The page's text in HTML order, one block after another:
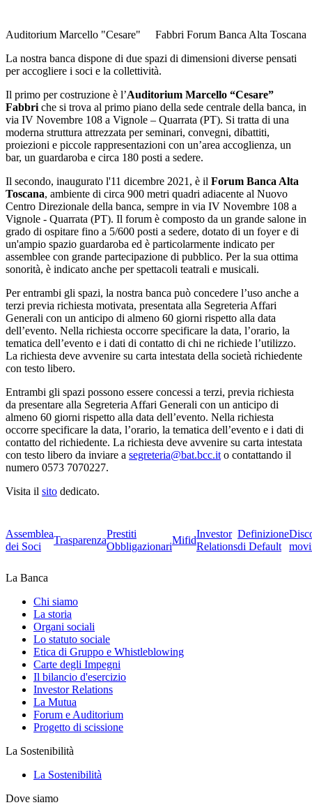
Auditorium Marcello "Cesare"
Fabbri Forum Banca Alta Toscana
La nostra banca dispone di due spazi di dimensioni diverse pensati
per accogliere i soci e la collettività.
Il primo per costruzione è l’Auditorium Marcello “Cesare”
Fabbri che si trova al primo piano della sede centrale della banca, in
via IV Novembre 108 a Vignole – Quarrata (PT). Si tratta di una
moderna struttura attrezzata per seminari, convegni, dibattiti,
proiezioni e piccole rappresentazioni con un’area accoglienza, un
bar, un guardaroba e circa 180 posti a sedere.
Il secondo, inaugurato l'11 dicembre 2021, è il Forum Banca Alta
Toscana, ambiente di circa 900 metri quadri adiacente al Nuovo
Centro Direzionale della banca, sempre in via IV Novembre 108 a
Vignole - Quarrata (PT). Il forum è composto da un grande salone in
grado di ospitare fino a 5/600 posti a sedere, dotato di un foyer e di
un'ampio spazio guardaroba ed è particolarmente indicato per
assemblee con grande partecipazione di pubblico. Per la sua ottima
sonorità, è indicato anche per spettacoli teatrali e musicali.
Per entrambi gli spazi, la nostra banca può concedere l’uso anche a
terzi previa richiesta motivata, presentata alla Segreteria Affari
Generali con un anticipo di almeno 60 giorni rispetto alla data
dell’evento. Nella richiesta occorre specificare la data, l’orario, la
tematica dell’evento e i dati di contatto di chi ne richiede l’utilizzo.
La richiesta deve avvenire su carta intestata della società richiedente
con testo libero.
Entrambi gli spazi possono essere concessi a terzi, previa richiesta
da presentare alla Segreteria Affari Generali con un anticipo di
almeno 60 giorni rispetto alla data dell’evento. Nella richiesta
occorre specificare la data, l’orario, la tematica dell’evento e i dati di
contatto del richiedente. La richiesta deve avvenire su carta intestata
con testo libero da inviare a segreteria@bat.bcc.it o contattando il
numero 0573 7070227.
Visita il sito dedicato.
Assemblea
dei Soci
Trasparenza
Prestiti
Obbligazionari
Mifid
Investor
Relations
Definizione
di Default
La Banca
Chi siamo
La storia
Organi sociali
Lo statuto sociale
Etica di Gruppo e Whistleblowing
Carte degli Impegni
Il bilancio d'esercizio
Investor Relations
La Mutua
Forum e Auditorium
Progetto di scissione
La Sostenibilità
La Sostenibilità
Dove siamo